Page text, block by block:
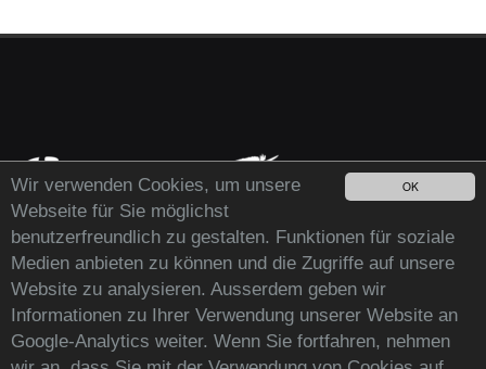
OK
Wir verwenden Cookies, um unsere
Webseite für Sie möglichst
benutzerfreundlich zu gestalten. Funktionen für soziale
Medien anbieten zu können und die Zugriffe auf unsere
Website zu analysieren. Ausserdem geben wir
Informationen zu Ihrer Verwendung unserer Website an
Google-Analytics weiter. Wenn Sie fortfahren, nehmen